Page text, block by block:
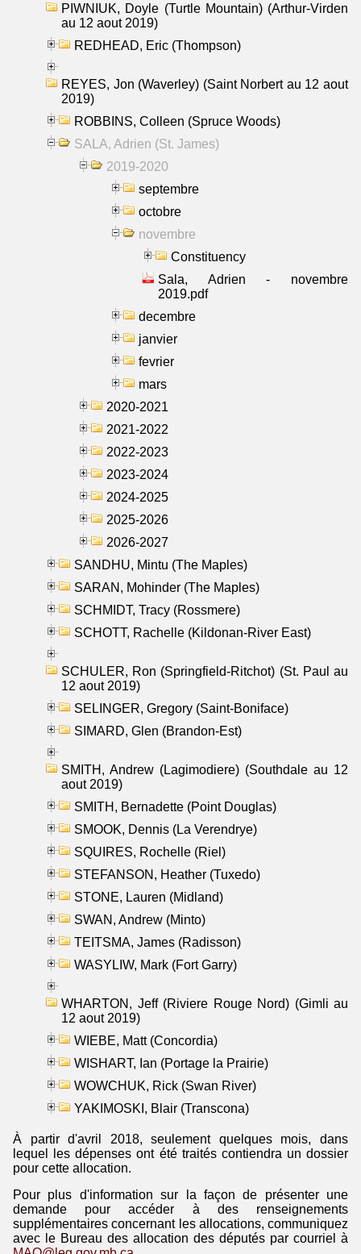
PIWNIUK, Doyle (Turtle Mountain) (Arthur-Virden
au 12 aout 2019)
REDHEAD, Eric (Thompson)
REYES, Jon (Waverley) (Saint Norbert au 12 aout
2019)
ROBBINS, Colleen (Spruce Woods)
SALA, Adrien (St. James)
2019-2020
septembre
octobre
novembre
Constituency
Sala, Adrien - novembre
2019.pdf
decembre
janvier
fevrier
mars
2020-2021
2021-2022
2022-2023
2023-2024
2024-2025
2025-2026
2026-2027
SANDHU, Mintu (The Maples)
SARAN, Mohinder (The Maples)
SCHMIDT, Tracy (Rossmere)
SCHOTT, Rachelle (Kildonan-River East)
SCHULER, Ron (Springfield-Ritchot) (St. Paul au
12 aout 2019)
SELINGER, Gregory (Saint-Boniface)
SIMARD, Glen (Brandon-Est)
SMITH, Andrew (Lagimodiere) (Southdale au 12
aout 2019)
SMITH, Bernadette (Point Douglas)
SMOOK, Dennis (La Verendrye)
SQUIRES, Rochelle (Riel)
STEFANSON, Heather (Tuxedo)
STONE, Lauren (Midland)
SWAN, Andrew (Minto)
TEITSMA, James (Radisson)
WASYLIW, Mark (Fort Garry)
WHARTON, Jeff (Riviere Rouge Nord) (Gimli au
12 aout 2019)
WIEBE, Matt (Concordia)
WISHART, Ian (Portage la Prairie)
WOWCHUK, Rick (Swan River)
YAKIMOSKI, Blair (Transcona)
À partir d'avril 2018, seulement quelques mois, dans
lequel les dépenses ont été traités contiendra un dossier
pour cette allocation.
Pour plus d'information sur la façon de présenter une
demande pour accéder à des renseignements
supplémentaires concernant les allocations, communiquez
avec le Bureau des allocation des députés par courriel à